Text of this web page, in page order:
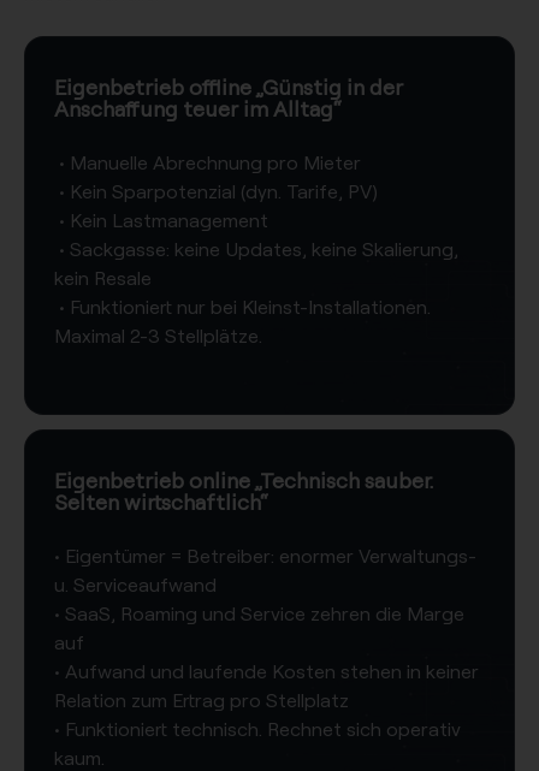
Eigenbetrieb offline​ „Günstig in der
Anschaffung teuer im Alltag“
​ • Manuelle Abrechnung pro Mieter
​ • Kein Sparpotenzial (dyn. Tarife, PV)​
​ • Kein Lastmanagement
​ • Sackgasse: keine Updates, keine Skalierung,
kein Resale
​ • Funktioniert nur bei Kleinst-Installationen.
Maximal 2-3 Stellplätze.
Eigenbetrieb online​ „Technisch sauber.
Selten wirtschaftlich“​
​• Eigentümer = Betreiber: enormer Verwaltungs-
u. Serviceaufwand​
​• SaaS, Roaming und Service zehren die Marge
auf​
​• Aufwand und laufende Kosten stehen in keiner
Relation zum Ertrag pro Stellplatz​
​• Funktioniert technisch. Rechnet sich operativ
kaum.